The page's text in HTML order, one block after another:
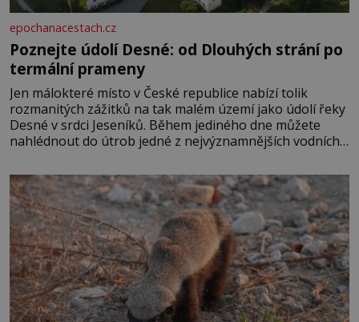
epochanacestach.cz
Poznejte údolí Desné: od Dlouhých strání po
termální prameny
Jen málokteré místo v České republice nabízí tolik
rozmanitých zážitků na tak malém území jako údolí řeky
Desné v srdci Jeseníků. Během jediného dne můžete
nahlédnout do útrob jedné z nejvýznamnějších vodních
se na koloběžce a den zakončit poznáváním památek ve
Velkých Losinách nebo v termálním